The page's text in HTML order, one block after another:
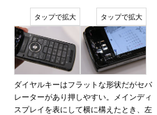
ダイヤルキーはフラットな形状だがセパ
レーターがあり押しやすい。メインディ
スプレイを表にして横に構えたとき、左